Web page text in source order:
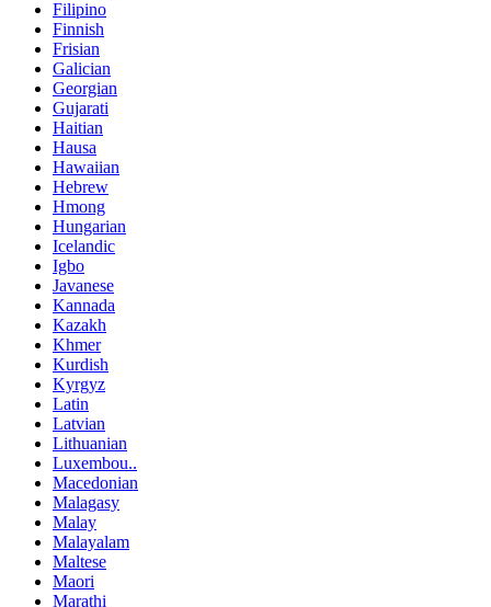
Filipino
Finnish
Frisian
Galician
Georgian
Gujarati
Haitian
Hausa
Hawaiian
Hebrew
Hmong
Hungarian
Icelandic
Igbo
Javanese
Kannada
Kazakh
Khmer
Kurdish
Kyrgyz
Latin
Latvian
Lithuanian
Luxembou..
Macedonian
Malagasy
Malay
Malayalam
Maltese
Maori
Marathi